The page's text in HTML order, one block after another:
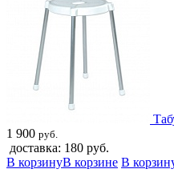
1 900 руб.
доставка: 180 руб.
В корзинуВ корзине В